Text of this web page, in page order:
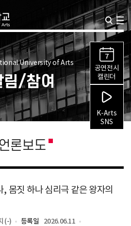
7
공연전시
캘린더
K-Arts
SNS
University of Arts
림/참여
언론보도
, 몸짓 하나 심리극 같은 왕자의
(-) 등록일
2026.06.11